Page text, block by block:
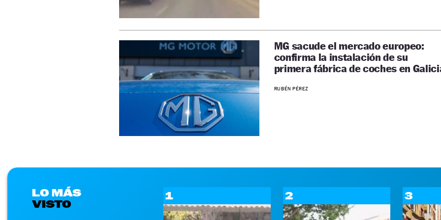
MG sacude el mercado europeo:
confirma la instalación de su
primera fábrica de coches en
RUBÉN PÉREZ
LO MÁS
VISTO
1 2 3